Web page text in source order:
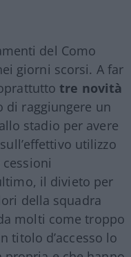
del Como
giorni scorsi. A far
tre novità
di raggiungere un
stadio per avere
utilizzo
il divieto per
della squadra
molti come troppo
titolo d’accesso lo